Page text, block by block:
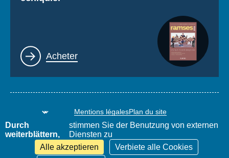
Lien
Acheter
Mentions légalesPlan du site
www.thierrydemontbrial.com
World Policy Conference
Blog Politique étrangère
Durch
weiterblättern,
stimmen Sie der Benutzung von externen
Diensten zu
Alle akzeptieren
Verbiete alle Cookies